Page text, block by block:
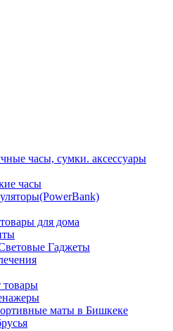
часы, сумки. аксессуары
часы
для дома
Гаджеты
товары
маты в Бишкеке